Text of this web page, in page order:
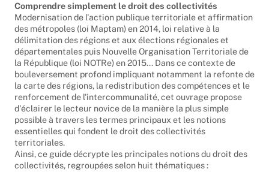
Comprendre simplement le droit des collectivités
Modernisation de l'action publique territoriale et affirmation
des métropoles (loi Maptam) en 2014, loi relative à la
délimitation des régions et aux élections régionales et
départementales puis Nouvelle Organisation Territoriale de
la République (loi NOTRe) en 2015... Dans ce contexte de
bouleversement profond impliquant notamment la refonte de
la carte des régions, la redistribution des compétences et le
renforcement de l'intercommunalité, cet ouvrage propose
d'éclairer le lecteur novice de la manière la plus simple
possible à travers les termes principaux et les notions
essentielles qui fondent le droit des collectivités
territoriales.
Ainsi, ce guide décrypte les principales notions du droit des
collectivités, regroupées selon huit thématiques :